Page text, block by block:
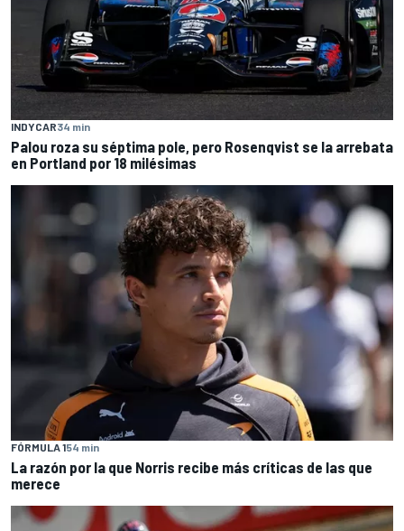
INDYCAR34 min
Palou roza su séptima pole, pero Rosenqvist se la arrebata
en Portland por 18 milésimas
FÓRMULA 154 min
La razón por la que Norris recibe más críticas de las que
merece